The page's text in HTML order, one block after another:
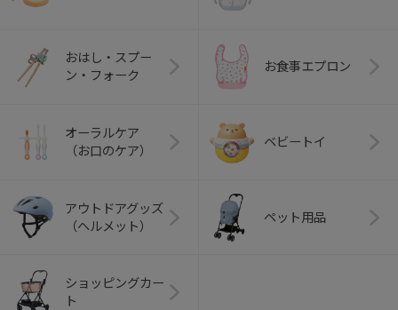
おはし・スプー
ン・フォーク
お食事エプロン
オーラルケア
（お口のケア）
ベビートイ
アウトドアグッズ
（ヘルメット）
ペット用品
ショッピングカー
ト